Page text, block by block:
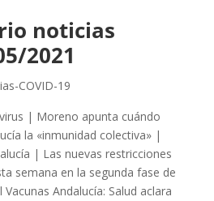
noticias
2021
COVID-19
| Moreno apunta cuándo
la «inmunidad colectiva» |
| Las nuevas restricciones
semana en la segunda fase de
Andalucía: Salud aclara